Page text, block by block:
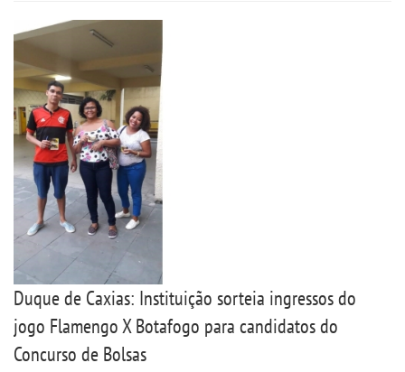
Duque de Caxias: Instituição sorteia ingressos do
jogo Flamengo X Botafogo para candidatos do
Concurso de Bolsas